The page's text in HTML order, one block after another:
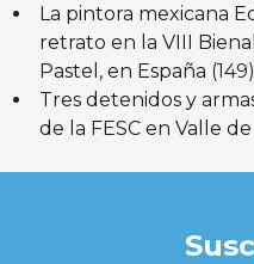
La pintora mexicana
retrato en la VIII
Pastel, en España (149)
Tres detenidos y
de la FESC en Valle